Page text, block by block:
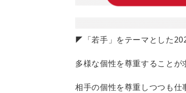
◤「若手」をテーマとした
多様な個性を尊重することが
相手の個性を尊重しつつも